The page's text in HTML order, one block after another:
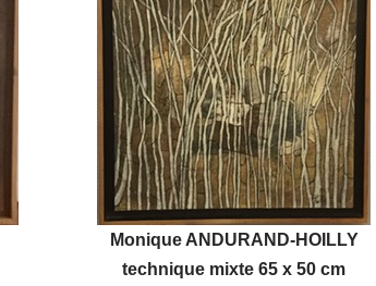
Monique ANDURAND-HOILLY
technique mixte 65 x 50 cm